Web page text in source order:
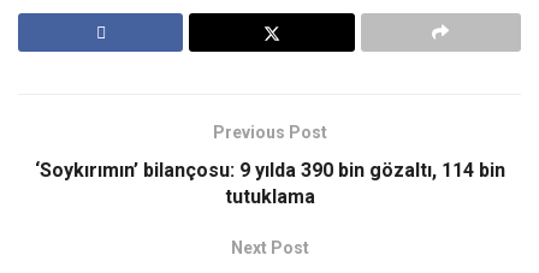
Previous Post
‘Soykırımın’ bilançosu: 9 yılda 390 bin gözaltı, 114 bin
tutuklama
Next Post